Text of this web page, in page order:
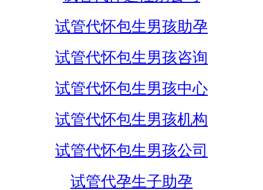
试管代怀包生男孩助孕
试管代怀包生男孩咨询
试管代怀包生男孩中心
试管代怀包生男孩机构
试管代怀包生男孩公司
试管代孕生子助孕